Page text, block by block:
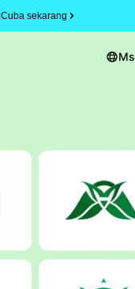
Cuba sekarang
Ms